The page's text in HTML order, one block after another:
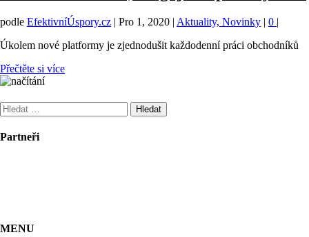
podle EfektivníÚspory.cz | Pro 1, 2020 | Aktuality, Novinky | 0 |
Úkolem nové platformy je zjednodušit každodenní práci obchodníků
Přečtěte si více
Vyhledávání
Partneři
MENU